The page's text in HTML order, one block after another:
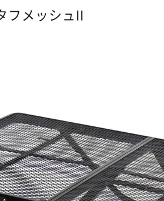
フメッシュII